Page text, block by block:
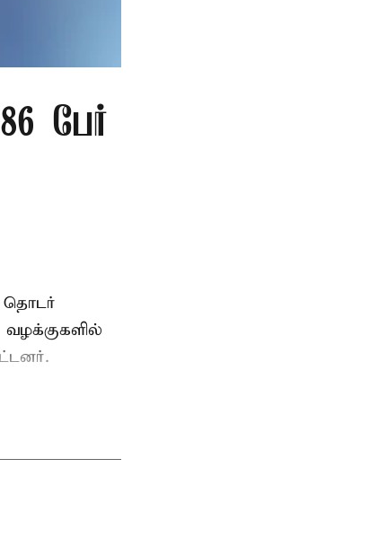
பேர்
தொடர்